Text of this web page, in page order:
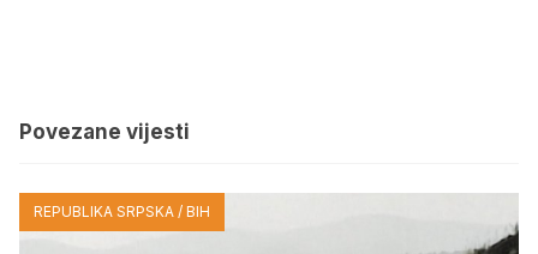
Povezane vijesti
REPUBLIKA SRPSKA / BIH